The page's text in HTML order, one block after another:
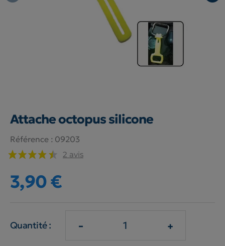
Attache octopus silicone
Référence : 09203
2 avis
3,90 €
Quantité : - +